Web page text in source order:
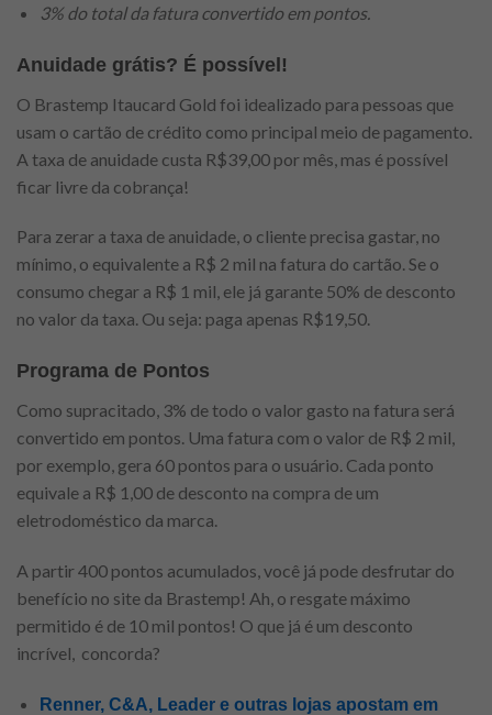
3% do total da fatura convertido em pontos.
Anuidade grátis? É possível!
O Brastemp Itaucard Gold foi idealizado para pessoas que
usam o cartão de crédito como principal meio de pagamento.
A taxa de anuidade custa R$39,00 por mês, mas é possível
ficar livre da cobrança!
Para zerar a taxa de anuidade, o cliente precisa gastar, no
mínimo, o equivalente a R$ 2 mil na fatura do cartão. Se o
consumo chegar a R$ 1 mil, ele já garante 50% de desconto
no valor da taxa. Ou seja: paga apenas R$19,50.
Programa de Pontos
Como supracitado, 3% de todo o valor gasto na fatura será
convertido em pontos. Uma fatura com o valor de R$ 2 mil,
por exemplo, gera 60 pontos para o usuário. Cada ponto
equivale a R$ 1,00 de desconto na compra de um
eletrodoméstico da marca.
A partir 400 pontos acumulados, você já pode desfrutar do
benefício no site da Brastemp! Ah, o resgate máximo
permitido é de 10 mil pontos! O que já é um desconto
incrível, concorda?
Renner, C&A, Leader e outras lojas apostam em